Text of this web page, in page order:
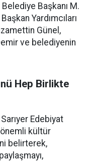
Başkanı M.
Yardımcıları
Günel,
ve belediyenin
Hep Birlikte
Edebiyat
önemli kültür
belirterek,